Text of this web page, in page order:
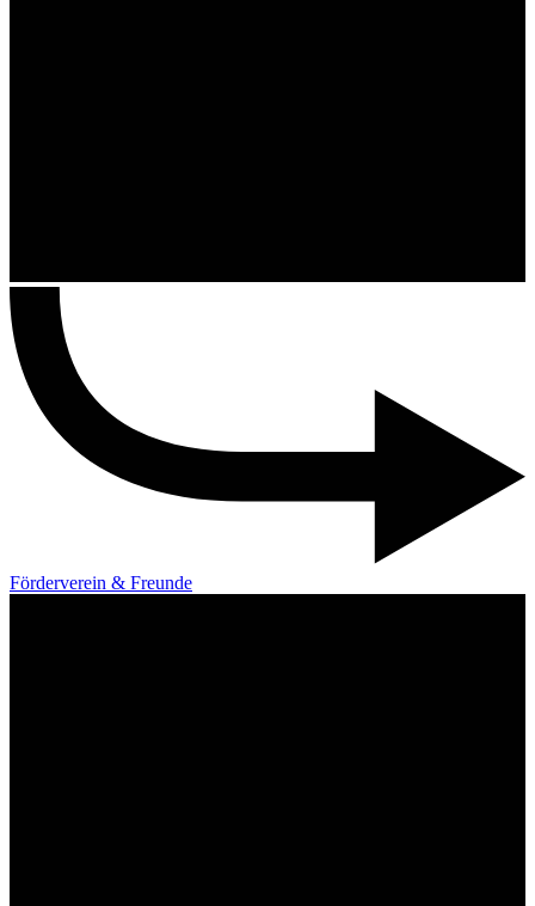
Förderverein & Freunde